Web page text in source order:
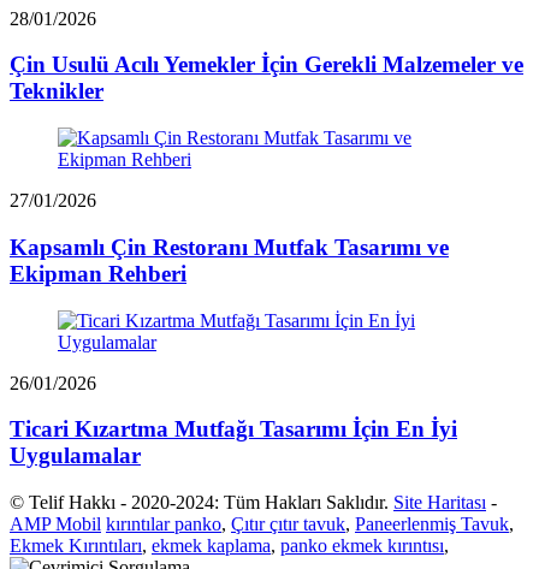
28/01/2026
Çin Usulü Acılı Yemekler İçin Gerekli Malzemeler ve
Teknikler
27/01/2026
Kapsamlı Çin Restoranı Mutfak Tasarımı ve
Ekipman Rehberi
26/01/2026
Ticari Kızartma Mutfağı Tasarımı İçin En İyi
Uygulamalar
© Telif Hakkı - 2020-2024: Tüm Hakları Saklıdır. Site Haritası -
AMP Mobil kırıntılar panko, Çıtır çıtır tavuk, Paneerlenmiş Tavuk,
Ekmek Kırıntıları, ekmek kaplama, panko ekmek kırıntısı,